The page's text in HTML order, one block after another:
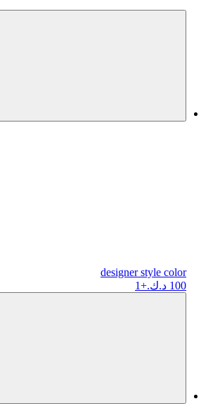
designerstyle color
100 د.ك.
+1